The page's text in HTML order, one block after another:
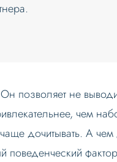
не
чем
дочитывать. А